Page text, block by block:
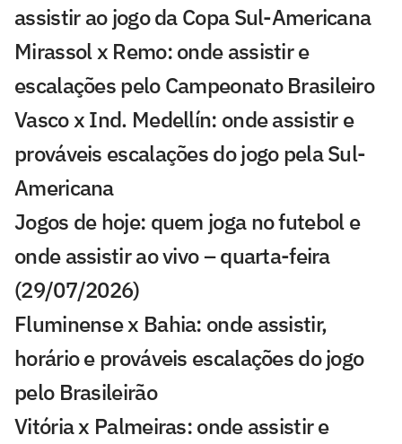
assistir ao jogo da Copa Sul-Americana
Mirassol x Remo: onde assistir e
escalações pelo Campeonato Brasileiro
Vasco x Ind. Medellín: onde assistir e
prováveis escalações do jogo pela Sul-
Americana
Jogos de hoje: quem joga no futebol e
onde assistir ao vivo – quarta-feira
(29/07/2026)
Fluminense x Bahia: onde assistir,
horário e prováveis escalações do jogo
pelo Brasileirão
Vitória x Palmeiras: onde assistir e